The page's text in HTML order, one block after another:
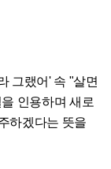
그랬어' 속 "살면
인용하며 새로
하겠다는 뜻을